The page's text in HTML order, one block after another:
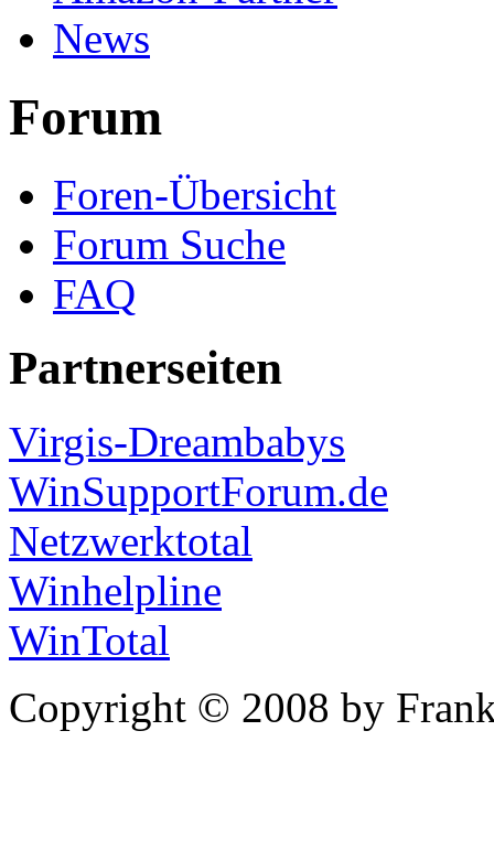
News
Forum
Foren-Übersicht
Forum Suche
FAQ
Partnerseiten
Virgis-Dreambabys
WinSupportForum.de
Netzwerktotal
Winhelpline
WinTotal
Copyright © 2008 by